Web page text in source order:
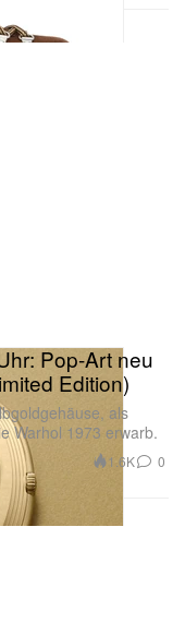
Pop-Art neu
Edition)
als
Warhol 1973 erwarb.
1.6K 0